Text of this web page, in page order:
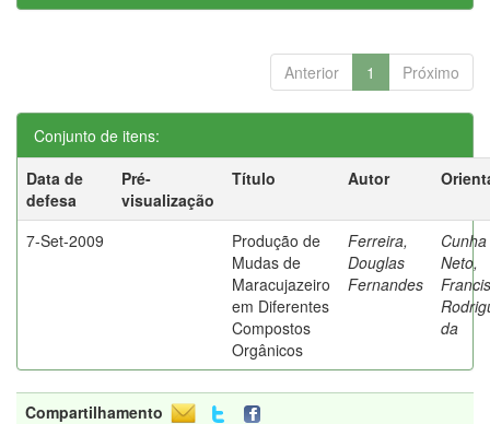
Anterior 1 Próximo
Conjunto de itens:
Data de
defesa
Pré-
visualização
Título Autor
7-Set-2009
Produção de
Mudas de
Maracujazeiro
em Diferentes
Compostos
Orgânicos
Ferreira,
Douglas
Fernandes
Cunha
Neto,
da
Compartilhamento